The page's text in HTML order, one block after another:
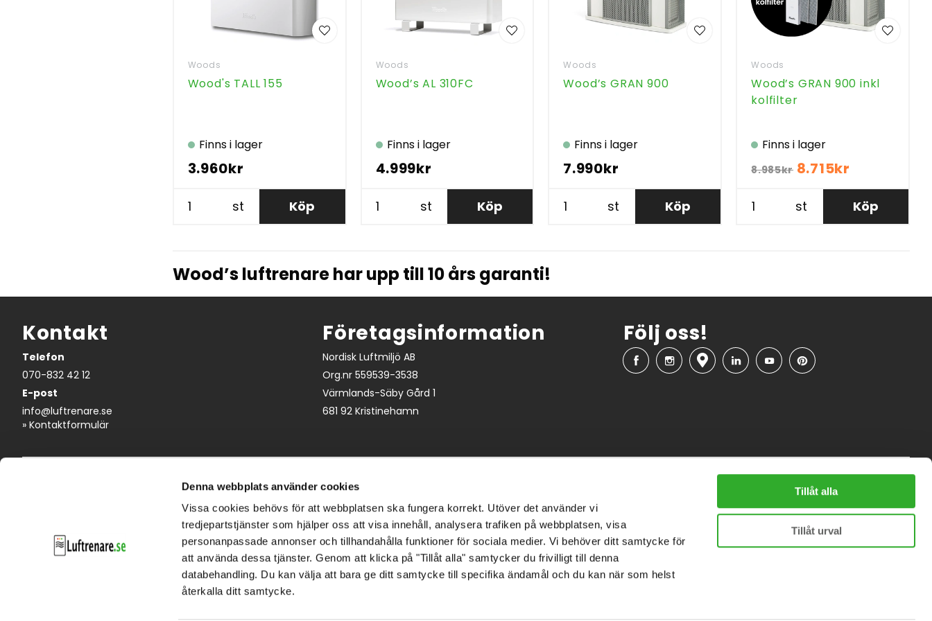
Denna webbplats använder cookies
Vissa cookies behövs för att webbplatsen ska fungera korrekt. Utöver det använder vi
tredjepartstjänster som hjälper oss att visa innehåll, analysera trafiken på webbplatsen, visa
personanpassade annonser och tillhandahålla funktioner för sociala medier. Vi behöver ditt samtycke för
att använda dessa tjänster. Genom att klicka på "Tillåt alla" samtycker du frivilligt till denna
databehandling. Du kan välja att bara ge ditt samtycke till specifika ändamål och du kan när som helst
återkalla ditt samtycke.
Tillåt alla
Tillåt urval
Woods
Wood's TALL 155
Finns i lager
3.960kr
st Köp
Woods
Wood’s AL 310FC
Finns i lager
4.999kr
st Köp
Woods
Wood’s GRAN 900
Finns i lager
7.990kr
st Köp
Woods
Wood’s GRAN 900 inkl
kolfilter
Finns i lager
8.985kr 8.715kr
st Köp
Wood’s luftrenare har upp till 10 års garanti!
Kontakt
Telefon
070-832 42 12
E-post
info@luftrenare.se
» Kontaktformulär
Företagsinformation
Nordisk Luftmiljö AB
Org.nr 559539-3538
Värmlands-Säby Gård 1
681 92 Kristinehamn
Följ oss!
Guider & köpråd
Varumärken
Referenser
Kundservice
Kontakta oss
Köpvillkor
Ångerblankett
Support
Personuppgiftspolicy
Mina sidor/Logga in
Få expertråd & erbjudanden först av alla.
Din Epost